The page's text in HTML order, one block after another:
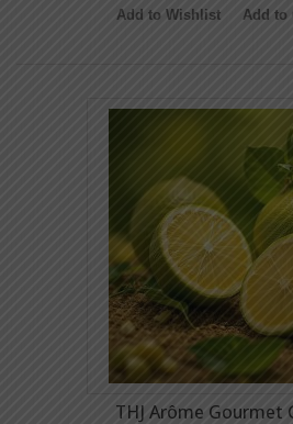
Add to Wishlist Add to
THJ Arôme Gourmet